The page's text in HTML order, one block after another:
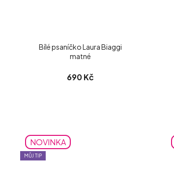
Bílé psaníčko Laura Biaggi
matné
690 Kč
NOVINKA
MŮJ TIP